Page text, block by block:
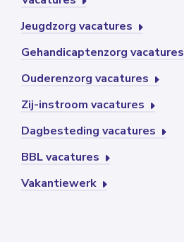
Jeugdzorg vacatures
Gehandicaptenzorg vacatures
Ouderenzorg vacatures
Zij-instroom vacatures
Dagbesteding vacatures
BBL vacatures
Vakantiewerk